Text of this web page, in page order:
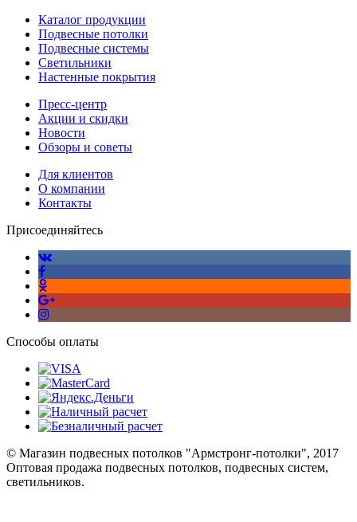
Каталог продукции
Подвесные потолки
Подвесные системы
Светильники
Настенные покрытия
Пресс-центр
Акции и скидки
Новости
Обзоры и советы
Для клиентов
О компании
Контакты
Присоединяйтесь
Способы оплаты
© Магазин подвесных потолков "Армстронг-потолки", 2017
Оптовая продажа подвесных потолков, подвесных систем,
светильников.